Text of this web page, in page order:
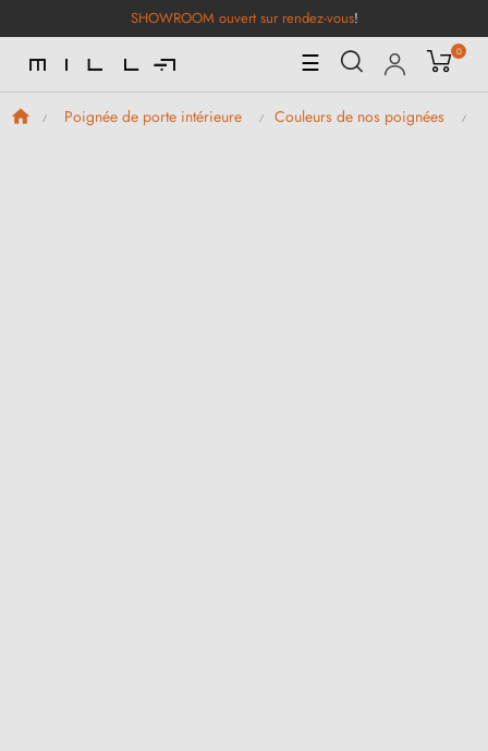
SHOWROOM ouvert sur rendez-vous!
Basculer
la
navigation
☰ 0
Poignée de porte intérieure Couleurs de nos poignées